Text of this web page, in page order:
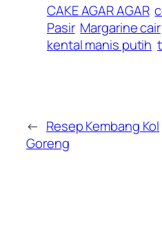
CAKE AGAR AGAR
Pasir Margarine cair
kental manis putih
← Resep Kembang Kol
Goreng